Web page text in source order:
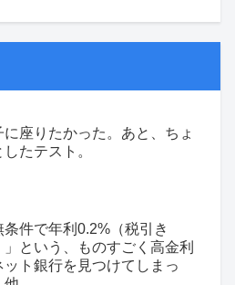
に座りたかった。あと、ちょ
したテスト。
条件で年利0.2%（税引き
」という、ものすごく高金利
ット銀行を見つけてしまっ